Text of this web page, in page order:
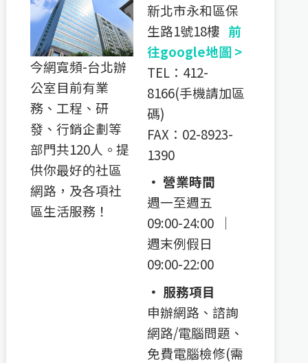
今網寬頻-台北辦
公室目前有業
務、工程、研
發、行銷企劃等
部門共120人。提
供你最好的社區
網路，及各項社
區生活服務！
新北市永和區保
生路1號18樓 前
往google地圖 >
TEL：412-
8166(手機請加區
碼)
FAX：02-8923-
1390
‧ 營業時間
週一至週五
09:00-24:00 │
週末例假日
09:00-22:00
‧ 服務項目
申辦網路、諮詢
網路/電腦問題、
免費電腦檢修(需